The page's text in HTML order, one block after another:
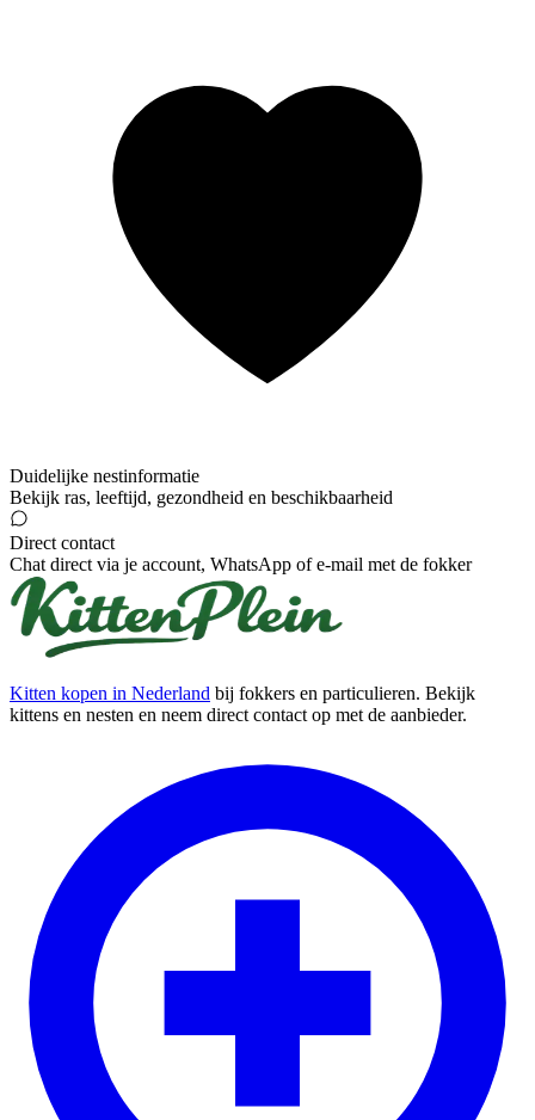
Duidelijke nestinformatie
Bekijk ras, leeftijd, gezondheid en beschikbaarheid
Direct contact
Chat direct via je account, WhatsApp of e-mail met de fokker
Kitten kopen in Nederland bij fokkers en particulieren. Bekijk
kittens en nesten en neem direct contact op met de aanbieder.